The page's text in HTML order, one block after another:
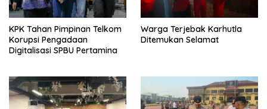
KPK Tahan Pimpinan Telkom
Korupsi Pengadaan
Digitalisasi SPBU Pertamina
Warga Terjebak Karhutla
Ditemukan Selamat